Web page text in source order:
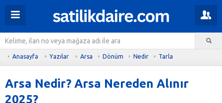
Anasayfa Yazılar Arsa Dönüm Nedir Tarla
Arsa Nedir? Arsa Nereden Alınır
2025?